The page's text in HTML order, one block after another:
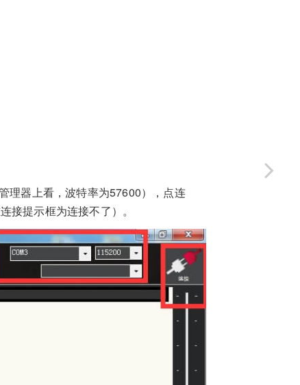
理器上看，波特率为57600），点连
接提示框为连接不了）。